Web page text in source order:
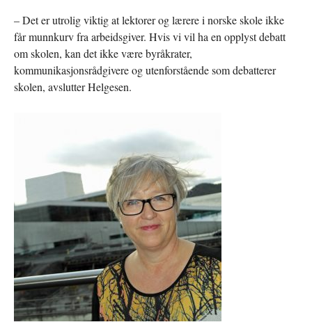
– Det er utrolig viktig at lektorer og lærere i norske skole ikke
får munnkurv fra arbeidsgiver. Hvis vi vil ha en opplyst debatt
om skolen, kan det ikke være byråkrater,
kommunikasjonsrådgivere og utenforstående som debatterer
skolen, avslutter Helgesen.